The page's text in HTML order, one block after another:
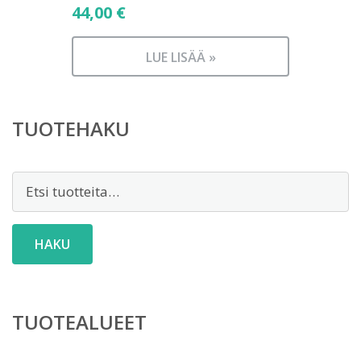
44,00 €
LUE LISÄÄ »
TUOTEHAKU
Etsi:
HAKU
TUOTEALUEET